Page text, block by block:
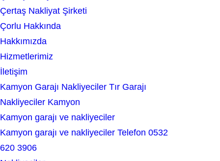
r
c
h
Çertaş Nakliyat Şirketi
Çorlu Hakkında
Hakkımızda
Hizmetlerimiz
İletişim
Kamyon Garajı Nakliyeciler Tır Garajı
Nakliyeciler Kamyon
Kamyon garajı ve nakliyeciler
Kamyon garajı ve nakliyeciler Telefon 0532
620 3906